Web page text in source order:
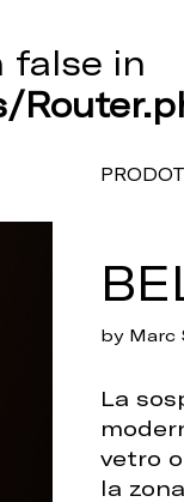
false in
by Marc
La
vetro
la